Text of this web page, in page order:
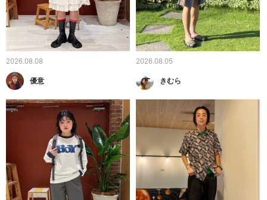
2026.08.08
優意
2026.08.05
きむら